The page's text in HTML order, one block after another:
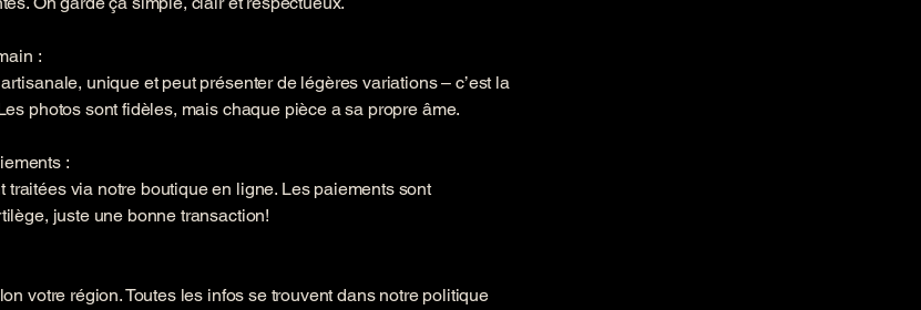
:
unique et peut présenter de légères variations – c’est la
photos sont fidèles, mais chaque pièce a sa propre âme.
:
traitées via notre boutique en ligne. Les paiements sont
juste une bonne transaction!
votre région. Toutes les infos se trouvent dans notre politique